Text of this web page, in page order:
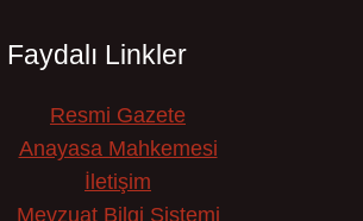
Faydalı Linkler
Resmi Gazete
Anayasa Mahkemesi
İletişim
Mevzuat Bilgi Sistemi